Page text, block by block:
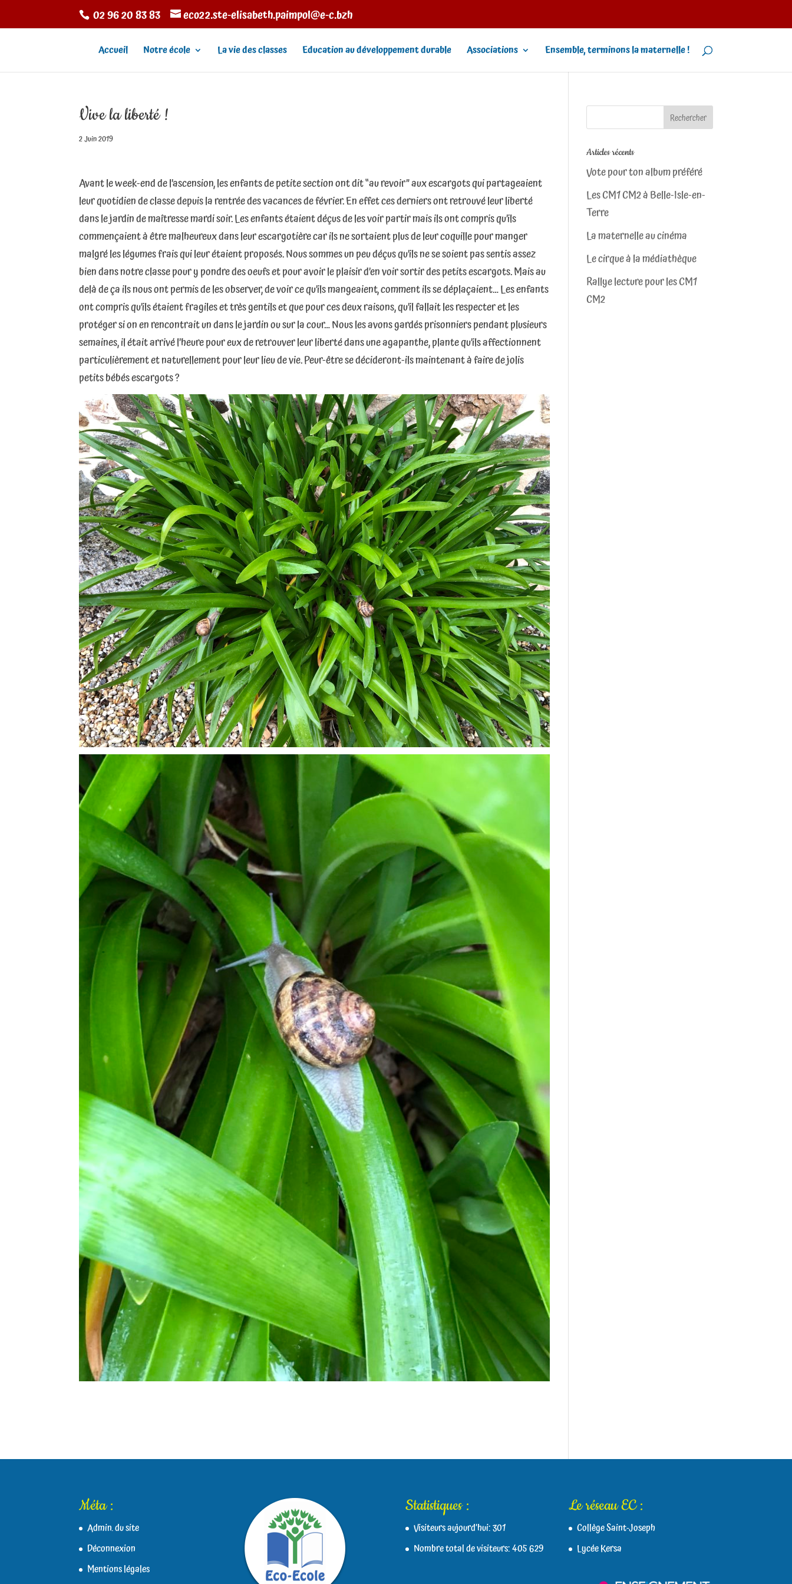
02 96 20 83 83 eco22.ste-elisabeth.paimpol@e-c.bzh
Accueil Notre école La vie des classes Education au développement durable Associations Ensemble, terminons la maternelle !
Vive la liberté !
2 Juin 2019
Avant le week-end de l’ascension, les enfants de petite section ont dit “au revoir” aux escargots qui partageaient
leur quotidien de classe depuis la rentrée des vacances de février. En effet ces derniers ont retrouvé leur liberté
dans le jardin de maîtresse mardi soir. Les enfants étaient déçus de les voir partir mais ils ont compris qu’ils
commençaient à être malheureux dans leur escargotière car ils ne sortaient plus de leur coquille pour manger
malgré les légumes frais qui leur étaient proposés. Nous sommes un peu déçus qu’ils ne se soient pas sentis assez
bien dans notre classe pour y pondre des oeufs et pour avoir le plaisir d’en voir sortir des petits escargots. Mais au
delà de ça ils nous ont permis de les observer, de voir ce qu’ils mangeaient, comment ils se déplaçaient… Les enfants
ont compris qu’ils étaient fragiles et très gentils et que pour ces deux raisons, qu’il fallait les respecter et les
protéger si on en rencontrait un dans le jardin ou sur la cour… Nous les avons gardés prisonniers pendant plusieurs
semaines, il était arrivé l’heure pour eux de retrouver leur liberté dans une agapanthe, plante qu’ils affectionnent
particulièrement et naturellement pour leur lieu de vie. Peur-être se décideront-ils maintenant à faire de jolis
petits bébés escargots ?
Articles récents
Vote pour ton album préféré
Les CM1 CM2 à Belle-Isle-en-
Terre
La maternelle au cinéma
Le cirque à la médiathèque
Rallye lecture pour les CM1
CM2
Méta :
Admin. du site
Déconnexion
Mentions légales
Statistiques :
Visiteurs aujourd’hui:301
Nombre total de visiteurs:405 629
Le réseau EC :
Collège Saint-Joseph
Lycée Kersa